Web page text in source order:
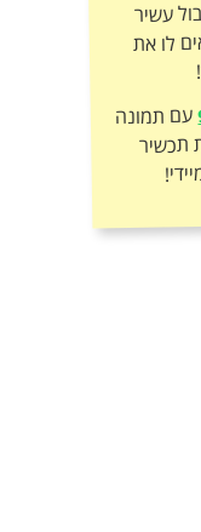
עם תמונה
של הצמח – ונתאים לכם את תכשיר